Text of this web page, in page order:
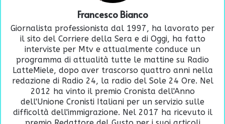
Francesco Bianco
Giornalista professionista dal 1997, ha lavorato per
il sito del Corriere della Sera e di Oggi, ha fatto
interviste per Mtv e attualmente conduce un
programma di attualità tutte le mattine su Radio
LatteMiele, dopo aver trascorso quattro anni nella
redazione di Radio 24, la radio del Sole 24 Ore. Nel
2012 ha vinto il premio Cronista dell'Anno
dell'Unione Cronisti Italiani per un servizio sulle
difficoltà dell'immigrazione. Nel 2017 ha ricevuto il